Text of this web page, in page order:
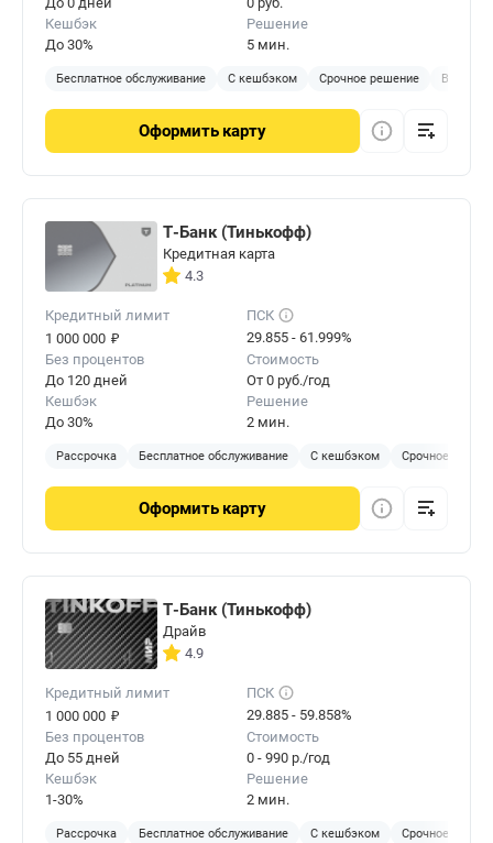
Кешбэк
До 30%
Решение
5 мин.
Бесплатное обслуживание С кешбэком Срочное решение
Оформить карту
Т-Банк (Тинькофф)
Кредитная карта
4.3
Кредитный лимит
1 000 000 ₽
ПСК
29.855 - 61.999%
Без процентов
До 120 дней
Стоимость
От 0 руб./год
Кешбэк
До 30%
Решение
2 мин.
Рассрочка Бесплатное обслуживание С кешбэком Срочное
Оформить карту
Т-Банк (Тинькофф)
Драйв
4.9
Кредитный лимит
1 000 000 ₽
ПСК
29.885 - 59.858%
Без процентов
До 55 дней
Стоимость
0 - 990 р./год
Кешбэк
1-30%
Решение
2 мин.
Рассрочка Бесплатное обслуживание С кешбэком Срочное